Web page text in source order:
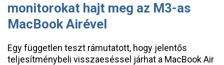
monitorokat hajt meg az M3-as
MacBook Airével
Egy független teszt rámutatott, hogy jelentős
teljesítménybeli visszaeséssel járhat a MacBook Air